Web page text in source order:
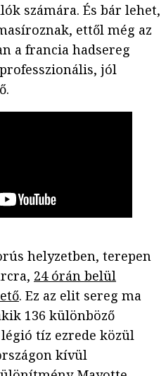
számára. És bár lehet,
ettől még az
a francia hadsereg
jól
helyzetben, terepen
24 órán belül
. Ez az elit sereg ma
136 különböző
tíz ezrede közül
kívül